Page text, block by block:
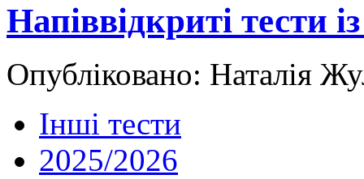
Напіввідкриті тести
Опубліковано: Наталія
Інші тести
2025/2026